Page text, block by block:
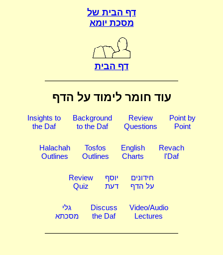
דף הבית של
מסכת יומא
דף הבית
עוד חומר לימוד על הדף
Insights to
the Daf
Background
to the Daf
Review
Questions
Point by
Point
Halachah
Outlines
Tosfos
Outlines
English
Charts
Revach
l'Daf
Review
Quiz
יוסף
דעת
חידונים
על הדף
גלי
מסכתא
Discuss
the Daf
Video/Audio
Lectures